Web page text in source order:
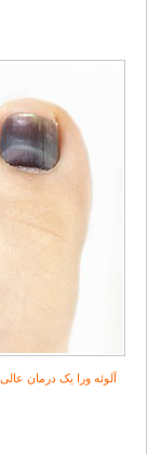
آلوئه ورا یک درمان